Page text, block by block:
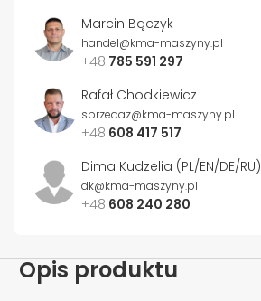
Opis produktu
Marcin Bączyk
handel@kma-maszyny.pl
+48 785 591 297
Rafał Chodkiewicz
sprzedaz@kma-maszyny.pl
+48 608 417 517
Dima Kudzelia (PL/EN/DE/RU)
dk@kma-maszyny.pl
+48 608 240 280